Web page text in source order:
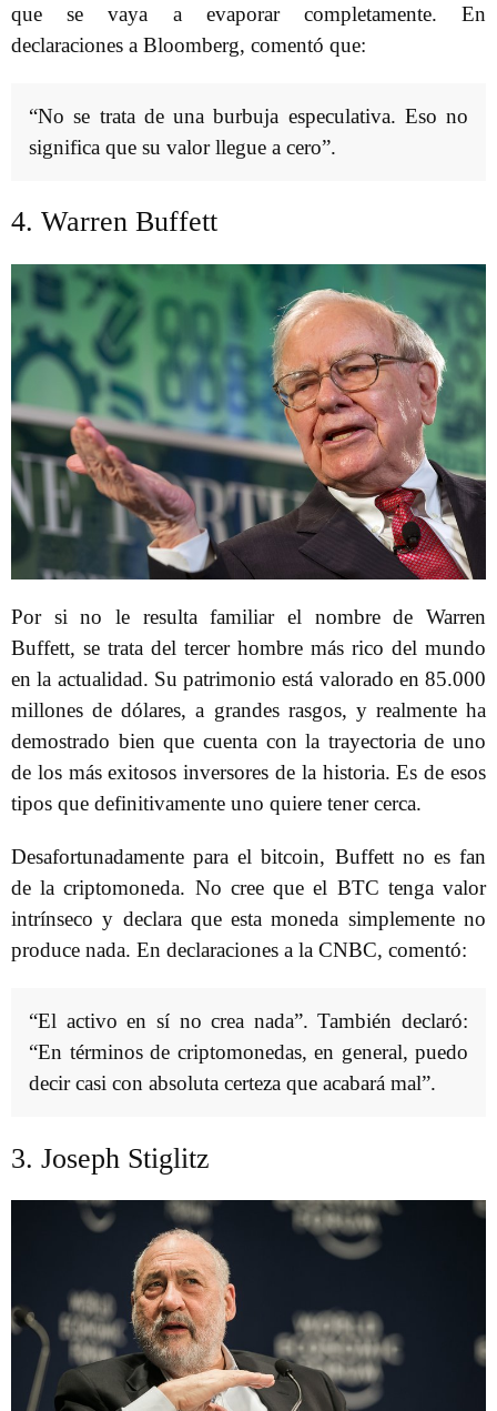
que se vaya a evaporar completamente. En
declaraciones a Bloomberg, comentó que:
“No se trata de una burbuja especulativa. Eso no
significa que su valor llegue a cero”.
4. Warren Buffett
Por si no le resulta familiar el nombre de Warren
Buffett, se trata del tercer hombre más rico del mundo
en la actualidad. Su patrimonio está valorado en 85.000
millones de dólares, a grandes rasgos, y realmente ha
demostrado bien que cuenta con la trayectoria de uno
de los más exitosos inversores de la historia. Es de esos
tipos que definitivamente uno quiere tener cerca.
Desafortunadamente para el bitcoin, Buffett no es fan
de la criptomoneda. No cree que el BTC tenga valor
intrínseco y declara que esta moneda simplemente no
produce nada. En declaraciones a la CNBC, comentó:
“El activo en sí no crea nada”. También declaró:
“En términos de criptomonedas, en general, puedo
decir casi con absoluta certeza que acabará mal”.
3. Joseph Stiglitz